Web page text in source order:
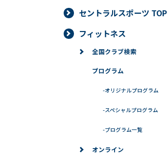
セントラルスポーツ TOP
フィットネス
全国クラブ検索
プログラム
-オリジナルプログラム
-スペシャルプログラム
-プログラム一覧
オンライン